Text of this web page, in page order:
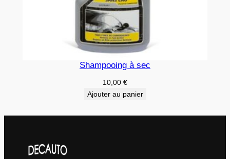
Shampooing à sec
10,00 €
Ajouter au panier